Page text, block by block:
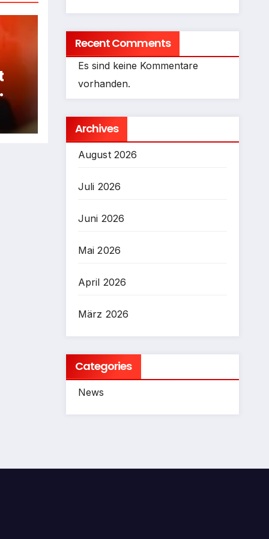
Recent Comments
Es sind keine Kommentare
vorhanden.
Archives
August 2026
Juli 2026
Juni 2026
Mai 2026
April 2026
März 2026
Categories
News